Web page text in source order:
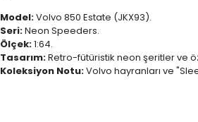
Model:Volvo 850 Estate (JKX93).
Seri:Neon Speeders.
Ölçek:1:64.
Tasarım:Retro-fütüristik neon şeritler ve
Koleksiyon Notu:Volvo hayranları ve